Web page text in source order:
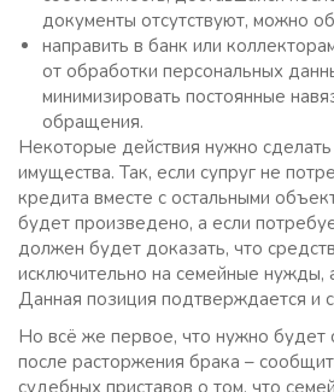
документы отсутствуют, можно
направить в банк или
от обработки персональных
минимизировать постоянные
обращения.
Некоторые действия нужно
имущества. Так, если супруг не
кредита вместе с остальными
будет произведено, а если
должен будет доказать, что
исключительно на семейные нужды,
Данная позиция подтверждается и
Но всё же первое, что нужно будет
после расторжения брака –
судебных приставов о том, что